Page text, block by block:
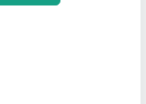
Telegram推广 ᴛɢ 🇨🇳 Fake 浏览